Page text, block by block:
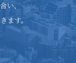
い、
ます。